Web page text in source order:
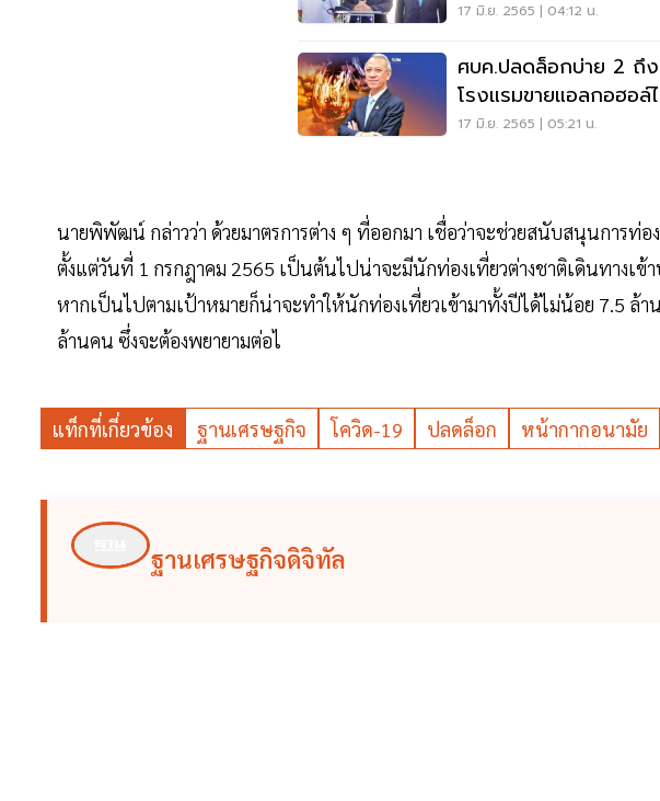
17 มิ.ย. 2565 | 04:12 น.
ศบค.ปลดล็อกบ่าย 2 ถึ
โรงแรมขายแอลกอฮอล์
ก.ค.นี้
17 มิ.ย. 2565 | 05:21 น.
นายพิพัฒน์ กล่าวว่า ด้วยมาตรการต่าง ๆ ที่ออกมา เชื่อว่าจะช่วยสนับสนุนการท่อ
ตั้งแต่วันที่ 1 กรกฎาคม 2565 เป็นต้นไปน่าจะมีนักท่องเที่ยวต่างชาติเดินทางเข้
หากเป็นไปตามเป้าหมายก็น่าจะทำให้นักท่องเที่ยวเข้ามาทั้งปีได้ไม่น้อย 7.5 ล้
ล้านคน ซึ่งจะต้องพยายามต่อไ
แท็กที่เกี่ยวข้อง ฐานเศรษฐกิจ โควิด-19 ปลดล็อก หน้ากากอนามัย
ฐานเศรษฐกิจดิจิทัล